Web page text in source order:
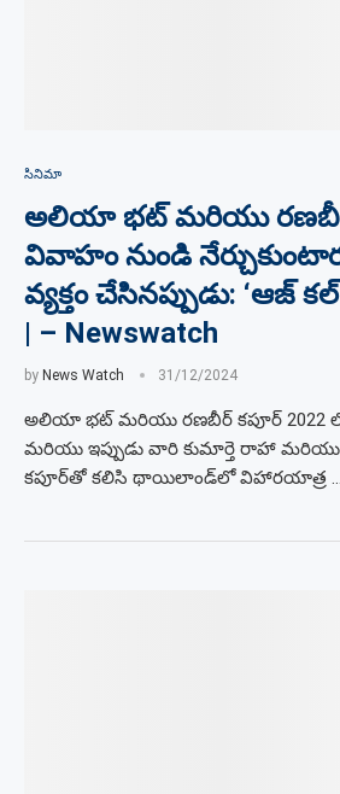
సినిమా
అలియా భట్ మరియు
వివాహం నుండి
వ్యక్తం చేసినప్పుడు: ‘ఆజ్
| – Newswatch
by News Watch 31/12/2024
అలియా భట్ మరియు రణబీర్ కపూర్ 2022
మరియు ఇప్పుడు వారి కుమార్తె రాహా మరియు
కపూర్‌తో కలిసి థాయిలాండ్‌లో విహారయాత్ర …